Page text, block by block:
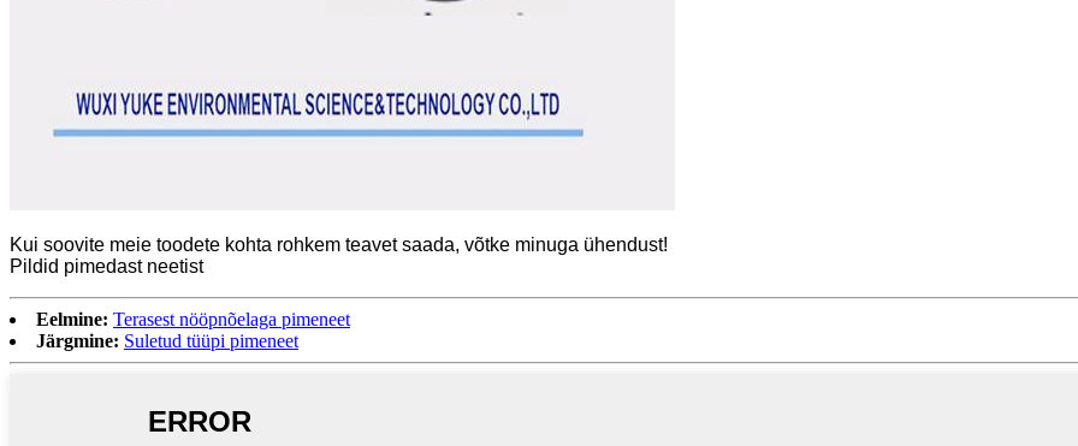
Kui soovite meie toodete kohta rohkem teavet saada, võtke minuga ühendust!
Pildid pimedast neetist
Eelmine: Terasest nööpnõelaga pimeneet
Järgmine: Suletud tüüpi pimeneet